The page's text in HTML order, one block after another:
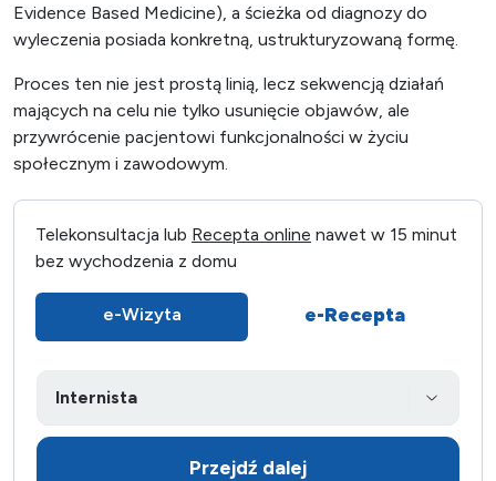
Evidence Based Medicine), a ścieżka od diagnozy do
wyleczenia posiada konkretną, ustrukturyzowaną formę.
Proces ten nie jest prostą linią, lecz sekwencją działań
mających na celu nie tylko usunięcie objawów, ale
przywrócenie pacjentowi funkcjonalności w życiu
społecznym i zawodowym.
Telekonsultacja lub Recepta online nawet w 15 minut
bez wychodzenia z domu
e-Wizyta e-Recepta
Przejdź dalej